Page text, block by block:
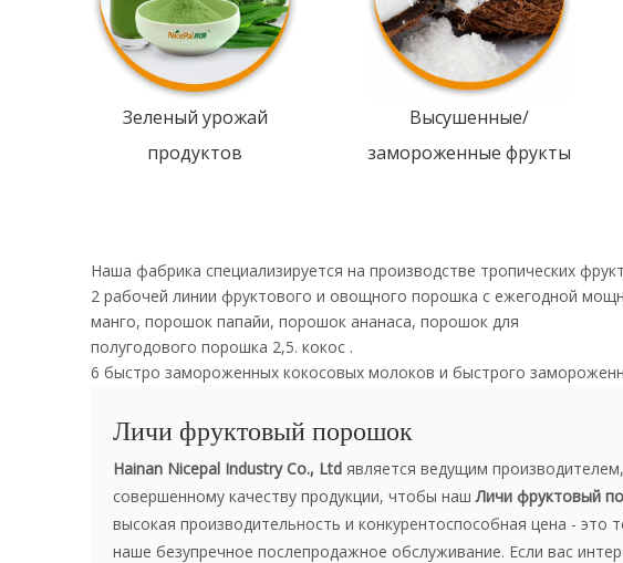
Зеленый урожай
продуктов
Высушенные/
замороженные фрукты
Наша фабрика специализируется на производстве тропических
2 рабочей линии фруктового и овощного порошка с ежегодной
манго, порошок папайи, порошок ананаса, порошок для
полугодового порошка 2,5. кокос .
6 быстро замороженных кокосовых молоков и быстрого
Личи фруктовый порошок
Hainan Nicepal Industry Co., Ltd является ведущим
совершенному качеству продукции, чтобы нашЛичи фруктовый
высокая производительность и конкурентоспособная цена -
наше безупречное послепродажное обслуживание. Если вас